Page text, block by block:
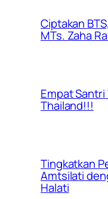
Ciptakan
MTs. Zaha
Empat Santri
Thailand!!!
Tingkatkan
Amtsilati
Halati